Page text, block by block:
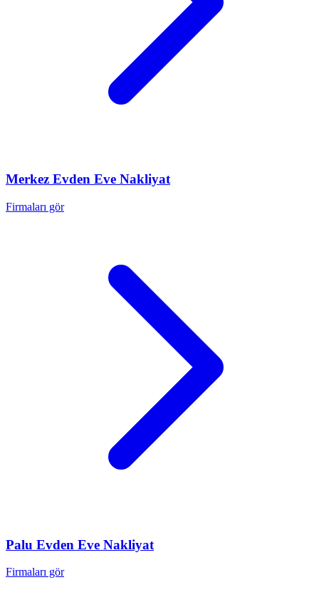
Merkez Evden Eve Nakliyat
Firmaları gör
Palu Evden Eve Nakliyat
Firmaları gör